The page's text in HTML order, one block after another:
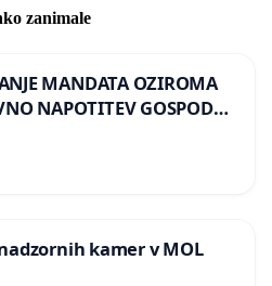
zanimale
MANDATA OZIROMA
NAPOTITEV GOSPODA
NA VELEPOSLANIŠTVO
V MOSKVI
kamer v MOL